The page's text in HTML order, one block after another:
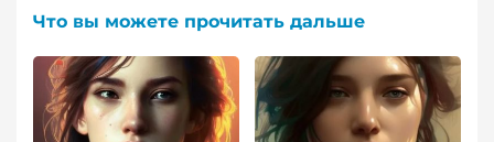
Что вы можете прочитать дальше